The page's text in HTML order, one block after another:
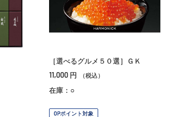
［選べるグルメ５０選］ＧＫ
11,000 円 （税込）
在庫：○
OPポイント対象